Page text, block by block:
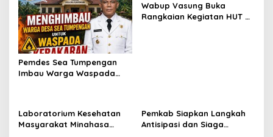
Pemdes Sea Tumpengan
Imbau Warga Waspada
Wabup Vasung Buka
Rangkaian Kegiatan HUT RI
Laboratorium Kesehatan
Masyarakat Minahasa
Pemkab Siapkan Langkah
Antisipasi dan Siaga